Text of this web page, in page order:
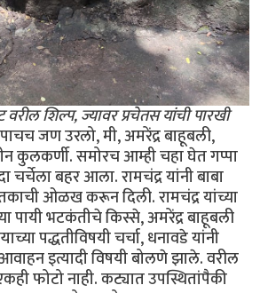
वरील शिल्प, ज्यावर प्रचेतस यांची पारखी
जण उरलो, मी, अमरेंद्र बाहूबली,
कुलकर्णी. समोरच आम्ही चहा घेत गप्पा
चर्चेला बहर आला. रामचंद्र यांनी बाबा
ओळख करून दिली. रामचंद्र यांच्या
पायी भटकंतीचे किस्से, अमरेंद्र बाहूबली
पद्धतीविषयी चर्चा, धनावडे यांनी
इत्यादी विषयी बोलणे झाले. वरील
फोटो नाही. कट्यात उपस्थितांपैकी